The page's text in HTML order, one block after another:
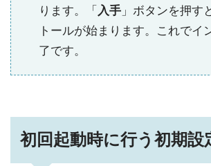
ります。「 入手 」ボタンを押す
トールが始まります。これでイ
了です。
初回起動時に行う初期設